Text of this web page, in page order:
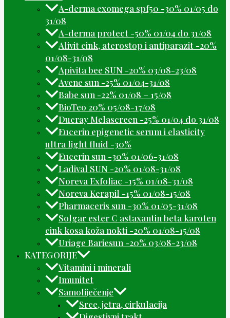
A-derma exomega spf50 -30% 01/05 do
31/08
A-derma protect -50% 01/04 do 31/08
Alivit cink, aterostop i antiparazit -20%
01/08-31/08
Apivita bee SUN -20% 03/08-23/08
Avene sun -25% 01/04-31/08
Babe sun -22% 01/08 – 15/08
BioTeo 20% 05/08-17/08
Ducray Melascreen -25% 01/04 do 31/08
Eucerin epigenetic serum i elasticity
ultra light fluid -30%
Eucerin sun -30% 01/06-31/08
Ladival SUN -20% 01/08-31/08
Noreva Exfoliac -15% 01/08-31/08
Noreva Kerapil -15% 01/08-15/08
Pharmaceris sun -30% 01/05-31/08
Solgar ester C astaxantin beta karoten
cink kosa koža nokti -20% 01/08-15/08
Uriage Bariesun -20% 03/08-23/08
KATEGORIJE
Vitamini i minerali
Imunitet
Samoliječenje
Srce, jetra, cirkulacija